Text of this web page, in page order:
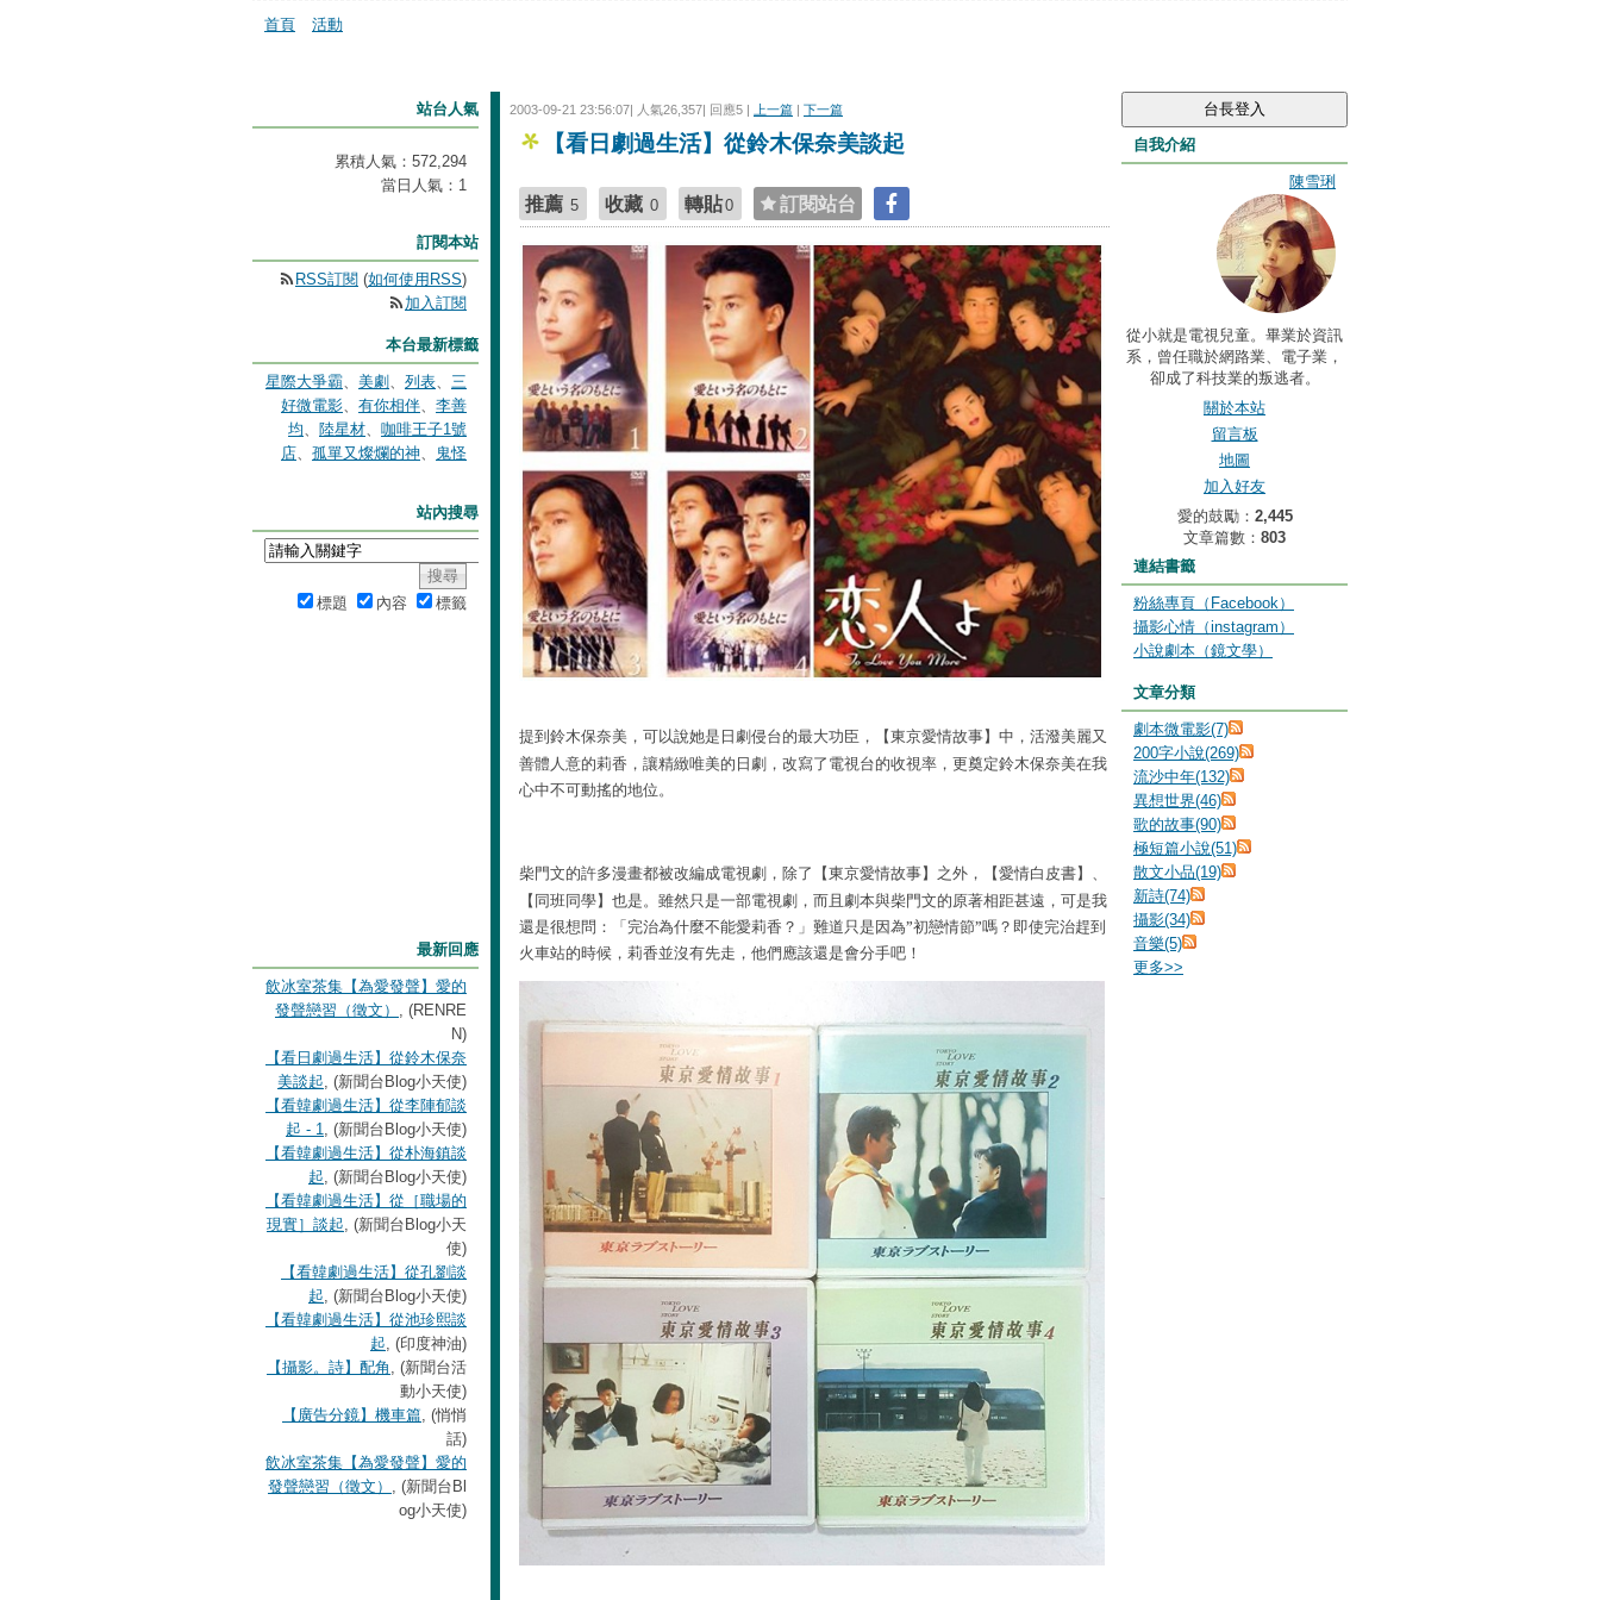
首頁 活動
2003-09-21 23:56:07| 人氣26,357| 回應5 | 上一篇 | 下一篇
【看日劇過生活】從鈴木保奈美談起
推薦 5 收藏 0 轉貼0 訂閱站台
提到鈴木保奈美，可以說她是日劇侵台的最大功臣， 【東京愛情故事】 中，活潑美麗又
善體人意的莉香，讓精緻唯美的日劇，改寫了電視台的收視率，更奠定鈴木保奈美在我
心中不可動搖的地位。
柴門文的許多漫畫都被改編成電視劇，除了 【東京愛情故事】 之外， 【愛情白皮書】、
【同班同學】 也是。雖然只是一部電視劇，而且劇本與柴門文的原著相距甚遠，可是我
還是很想問：「完治為什麼不能愛莉香？」難道只是因為”初戀情節”嗎？即使完治趕到
火車站的時候，莉香並沒有先走，他們應該還是會分手吧！
自我介紹
陳雪琍
從小就是電視兒童。畢業於資訊
系，曾任職於網路業、電子業，
卻成了科技業的叛逃者。
關於本站
留言板
地圖
加入好友
愛的鼓勵： 2,445
文章篇數： 803
連結書籤
粉絲專頁（Facebook）
攝影心情（instagram）
小說劇本（鏡文學）
文章分類
劇本微電影(7)
200字小說(269)
流沙中年(132)
異想世界(46)
歌的故事(90)
極短篇小說(51)
散文小品(19)
新詩(74)
攝影(34)
音樂(5)
更多>>
站台人氣
累積人氣： 572,294
當日人氣： 1
訂閱本站
RSS訂閱 (如何使用RSS)
加入訂閱
本台最新標籤
星際大爭霸、 美劇 、 列表、 三
好微電影、 有你相伴、 李善
均、 陸星材、 咖啡王子1號
店、 孤單又燦爛的神、 鬼怪
站內搜尋
標題 內容 標籤
最新回應
飲冰室茶集【為愛發聲】愛的
發聲戀習（徵文） , (RENRE
N)
【看日劇過生活】從鈴木保奈
美談起, (新聞台Blog小天使)
【看韓劇過生活】從李陣郁談
起 - 1, (新聞台Blog小天使)
【看韓劇過生活】從朴海鎮談
起, (新聞台Blog小天使)
【看韓劇過生活】從［職場的
現實］談起, (新聞台Blog小天
使)
【看韓劇過生活】從孔劉談
起, (新聞台Blog小天使)
【看韓劇過生活】從池珍熙談
起, (印度神油)
【攝影。詩】配角 , (新聞台活
動小天使)
【廣告分鏡】機車篇, (悄悄
話)
飲冰室茶集【為愛發聲】愛的
發聲戀習（徵文） , (新聞台Bl
og小天使)